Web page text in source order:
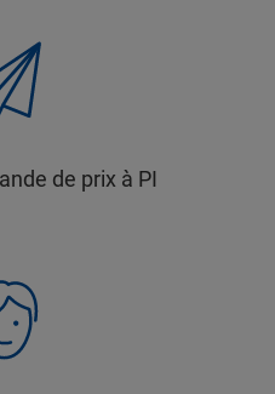
de prix à PI